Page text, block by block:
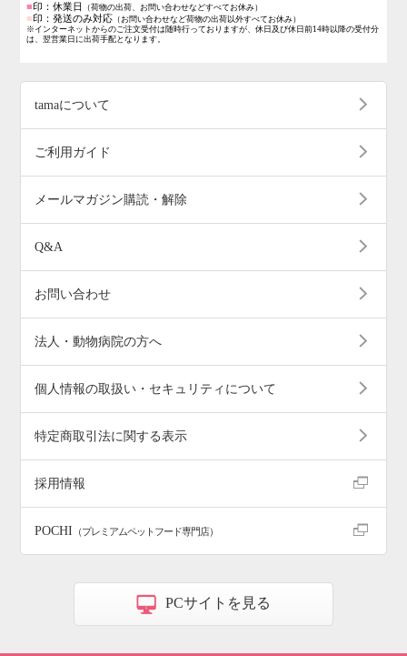
■印：休業日 （荷物の出荷、お問い合わせなどすべてお休み）
■印：発送のみ対応 （お問い合わせなど荷物の出荷以外すべてお休み）
※インターネットからのご注文受付は随時行っておりますが、休日及び休日前14時以降の受付分
は、翌営業日に出荷手配となります。
tamaについて
ご利用ガイド
メールマガジン購読・解除
Q&A
お問い合わせ
法人・動物病院の方へ
個人情報の取扱い・セキュリティについて
特定商取引法に関する表示
採用情報
POCHI （プレミアムペットフード専門店）
PCサイトを見る